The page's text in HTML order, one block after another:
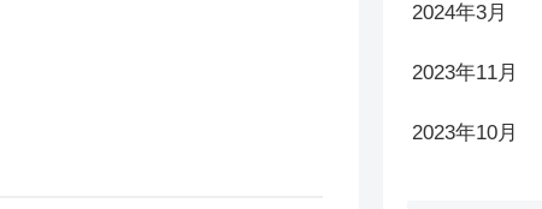
2024年3月
2023年11月
2023年10月